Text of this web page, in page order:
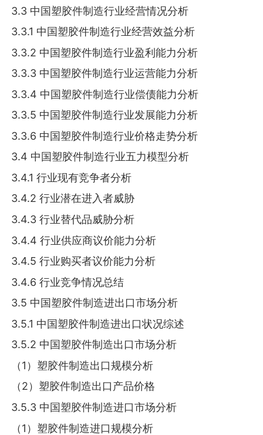
3.3 中国塑胶件制造行业经营情况分析
3.3.1 中国塑胶件制造行业经营效益分析
3.3.2 中国塑胶件制造行业盈利能力分析
3.3.3 中国塑胶件制造行业运营能力分析
3.3.4 中国塑胶件制造行业偿债能力分析
3.3.5 中国塑胶件制造行业发展能力分析
3.3.6 中国塑胶件制造行业价格走势分析
3.4 中国塑胶件制造行业五力模型分析
3.4.1 行业现有竞争者分析
3.4.2 行业潜在进入者威胁
3.4.3 行业替代品威胁分析
3.4.4 行业供应商议价能力分析
3.4.5 行业购买者议价能力分析
3.4.6 行业竞争情况总结
3.5 中国塑胶件制造进出口市场分析
3.5.1 中国塑胶件制造进出口状况综述
3.5.2 中国塑胶件制造出口市场分析
（1）塑胶件制造出口规模分析
（2）塑胶件制造出口产品价格
3.5.3 中国塑胶件制造进口市场分析
（1）塑胶件制造进口规模分析